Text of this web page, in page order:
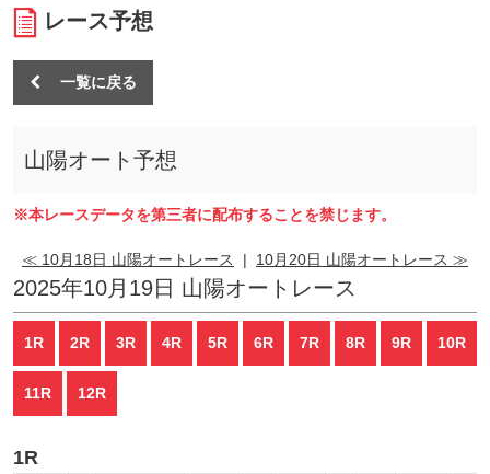
レース予想
一覧に戻る
山陽オート予想
※本レースデータを第三者に配布することを禁じます。
≪ 10月18日 山陽オートレース | 10月20日 山陽オートレース ≫
2025年10月19日 山陽オートレース
1R 2R 3R 4R 5R 6R 7R 8R 9R 10R
11R 12R
1R